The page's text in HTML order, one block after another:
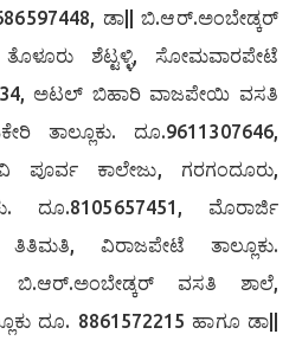
ಡಾ|| ಬಿ.ಆರ್.ಅಂಬೇಡ್ಕರ್
ಶೆಟ್ಟಳ್ಳಿ, ಸೋಮವಾರಪೇಟೆ
ಅಟಲ್ ಬಿಹಾರಿ ವಾಜಪೇಯಿ ವಸತಿ
ತಾಲ್ಲೂಕು. ದೂ.9611307646,
ಕಾಲೇಜು, ಗರಗಂದೂರು,
ದೂ.8105657451, ಮೊರಾರ್ಜಿ
ವಿರಾಜಪೇಟೆ ತಾಲ್ಲೂಕು.
ಬಿ.ಆರ್.ಅಂಬೇಡ್ಕರ್ ವಸತಿ ಶಾಲೆ,
ದೂ. 8861572215 ಹಾಗೂ ಡಾ||